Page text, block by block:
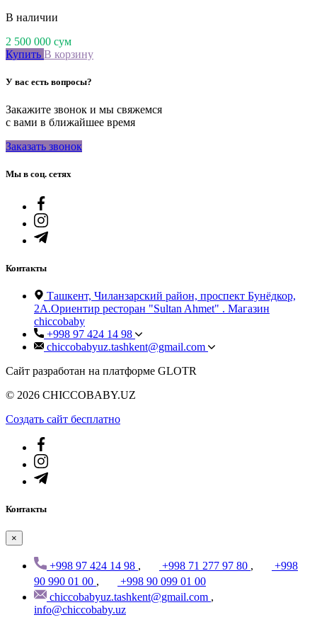
В наличии
2 500 000 сум
Купить В корзину
У вас есть вопросы?
Закажите звонок и мы свяжемся
с вами в ближайшее время
Заказать звонок
Мы в соц. сетях
Контакты
Ташкент, Чиланзарский район, проспект Бунёдкор,
2А.Ориентир ресторан "Sultan Ahmet" . Магазин
chiccobaby
+998 97 424 14 98
chiccobabyuz.tashkent@gmail.com
Сайт разработан на платформе GLOTR
© 2026 CHICCOBABY.UZ
Создать cайт бесплатно
Контакты
×
+998 97 424 14 98 , +998 71 277 97 80 ,
+998
90 990 01 00 ,
+998 90 099 01 00
chiccobabyuz.tashkent@gmail.com ,
info@chiccobaby.uz